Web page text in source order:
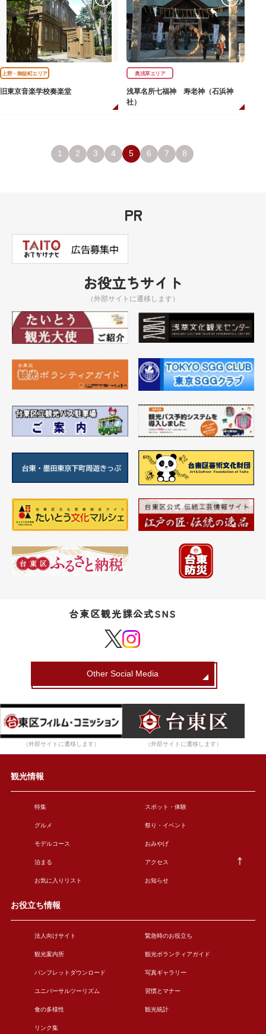
上野・御徒町エリア
旧東京音楽学校奏楽堂
奥浅草エリア
浅草名所七福神 寿老神（石浜神
社）
1 2 3 4 5 6 7 8
PR
お役立ちサイト
（外部サイトに遷移します）
台東区観光課公式SNS
Other Social Media
（外部サイトに遷移します） （外部サイトに遷移します）
観光情報
特集 スポット・体験
グルメ 祭り・イベント
モデルコース おみやげ
泊まる アクセス
お気に入りリスト お知らせ
お役立ち情報
法人向けサイト 緊急時のお役立ち
観光案内所 観光ボランティアガイド
パンフレットダウンロード 写真ギャラリー
ユニバーサルツーリズム 習慣とマナー
食の多様性 観光統計
リンク集